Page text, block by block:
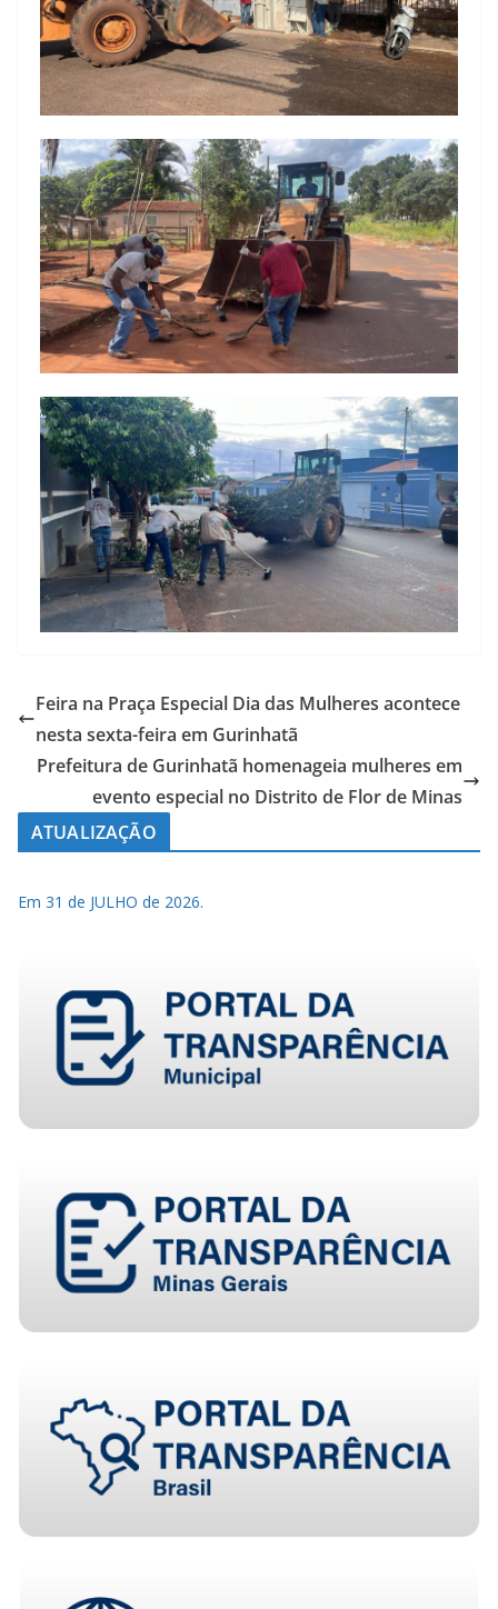
Feira na Praça Especial Dia das Mulheres acontece
nesta sexta-feira em Gurinhatã
Prefeitura de Gurinhatã homenageia mulheres em
evento especial no Distrito de Flor de Minas
ATUALIZAÇÃO
Em 31 de JULHO de 2026.